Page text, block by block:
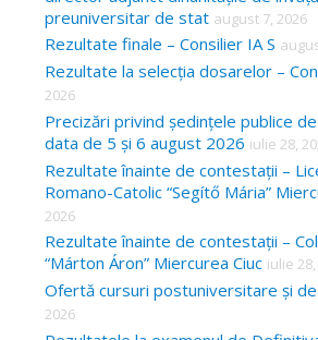
preuniversitar de stat august 7, 2026
Rezultate finale – Consilier IA S
Rezultate la selecția dosarelor –
2026
Precizări privind ședințele publice
data de 5 și 6 august 2026 iulie 28,
Rezultate înainte de contestații –
Romano-Catolic “Segítő Mária”
2026
Rezultate înainte de contestații –
“Márton Áron” Miercurea Ciuc iulie
Ofertă cursuri postuniversitare și
2026